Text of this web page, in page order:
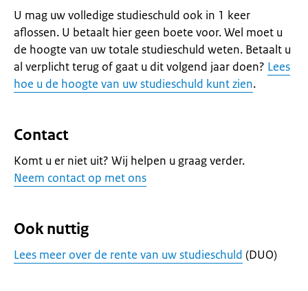
U mag uw volledige studieschuld ook in 1 keer
aflossen. U betaalt hier geen boete voor. Wel moet u
de hoogte van uw totale studieschuld weten. Betaalt u
al verplicht terug of gaat u dit volgend jaar doen? Lees
hoe u de hoogte van uw studieschuld kunt zien.
Contact
Komt u er niet uit? Wij helpen u graag verder.
Neem contact op met ons
Ook nuttig
Lees meer over de rente van uw studieschuld (DUO)